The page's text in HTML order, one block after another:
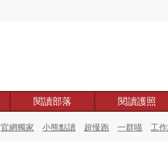
閱讀部落 閱讀護照
官網獨家 小熊點讀 超慢跑 一群喵 工